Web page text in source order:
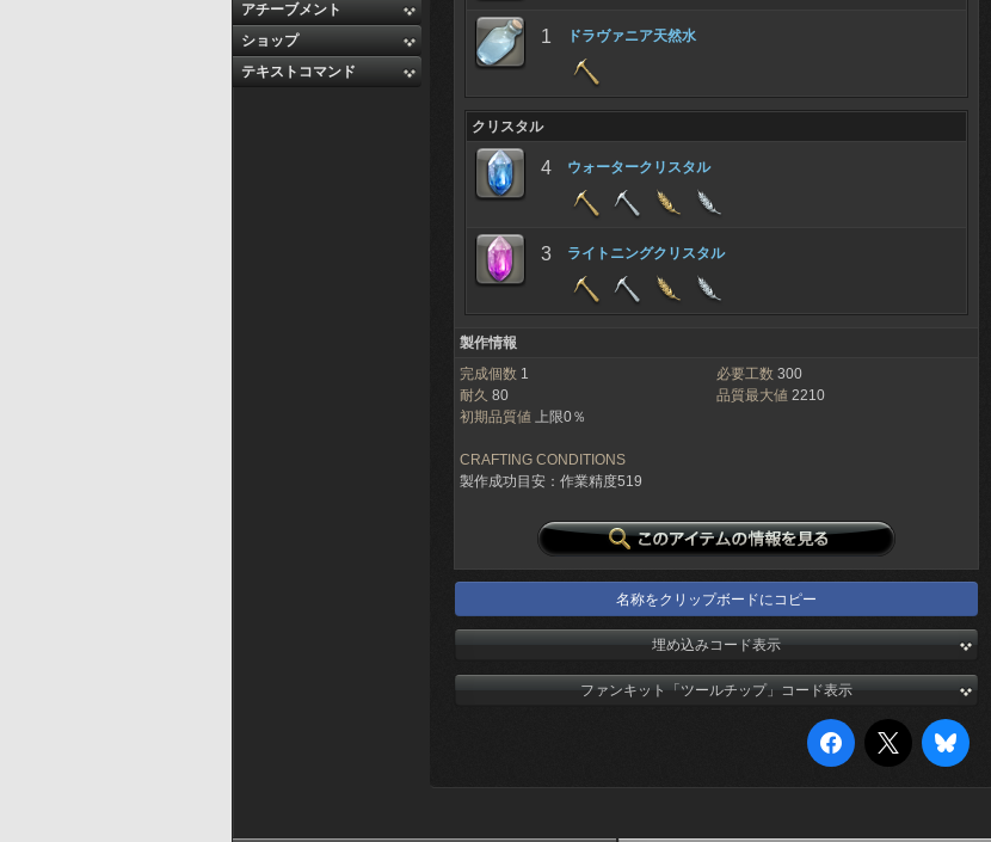
アチーブメント
ショップ
テキストコマンド
1 ドラヴァニア天然水
クリスタル
4 ウォータークリスタル
3 ライトニングクリスタル
製作情報
完成個数 1 必要工数 300
耐久 80 品質最大値 2210
初期品質値 上限0％
CRAFTING CONDITIONS
製作成功目安：作業精度519
名称をクリップボードにコピー
埋め込みコード表示
ファンキット「ツールチップ」コード表示